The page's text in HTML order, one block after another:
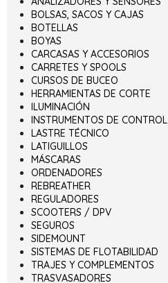
BOLSAS, SACOS Y CAJAS
BOTELLAS
BOYAS
CARCASAS Y ACCESORIOS
CARRETES Y SPOOLS
CURSOS DE BUCEO
HERRAMIENTAS DE CORTE
ILUMINACIÓN
INSTRUMENTOS DE CONTROL
LASTRE TÉCNICO
LATIGUILLOS
MÁSCARAS
ORDENADORES
REBREATHER
REGULADORES
SCOOTERS / DPV
SEGUROS
SIDEMOUNT
SISTEMAS DE FLOTABILIDAD
TRAJES Y COMPLEMENTOS
TRASVASADORES